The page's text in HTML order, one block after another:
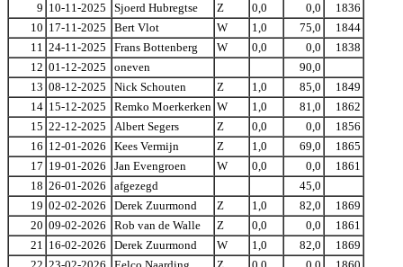
9 10-11-2025 Sjoerd Hubregtse Z 0,0 0,0
1836
10 17-11-2025 Bert Vlot W 1,0 75,0
1844
11 24-11-2025 Frans Bottenberg W 0,0 0,0
1838
12 01-12-2025 oneven
90,0
13 08-12-2025 Nick Schouten Z 1,0 85,0
1849
14 15-12-2025 Remko Moerkerken W 1,0 81,0
1862
15 22-12-2025 Albert Segers Z 0,0 0,0
1856
16 12-01-2026 Kees Vermijn Z 1,0 69,0
1865
17 19-01-2026 Jan Evengroen W 0,0 0,0
1861
18 26-01-2026 afgezegd
45,0
19 02-02-2026 Derek Zuurmond Z 1,0 82,0
1869
20 09-02-2026 Rob van de Walle Z 0,0 0,0
1861
21 16-02-2026 Derek Zuurmond W 1,0 82,0
1869